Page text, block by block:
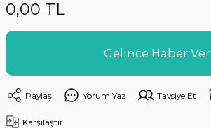
0,00 TL
Gelince Haber Ver
Paylaş Yorum Yaz Tavsiye Et
Karşılaştır